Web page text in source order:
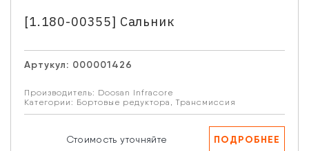
[1.180-00355] Сальник
Артукул: 000001426
Производитель: Doosan Infracore
Категории: Бортовые редуктора Трансмиссия
Стоимость уточняйте ПОДРОБНЕЕ
Связаться с нами
Отдел продаж запасных частей